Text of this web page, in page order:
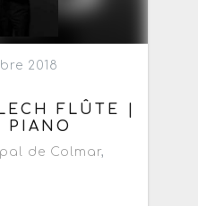
2018
FLÛTE |
PIANO
de Colmar,